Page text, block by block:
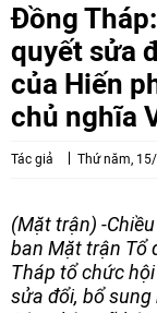
Đồng
quyết sửa
của Hiến
chủ nghĩa
Tác giả Thứ năm,
(Mặt trận) -
ban Mặt trận Tổ
Tháp tổ chức
sửa đổi, bổ